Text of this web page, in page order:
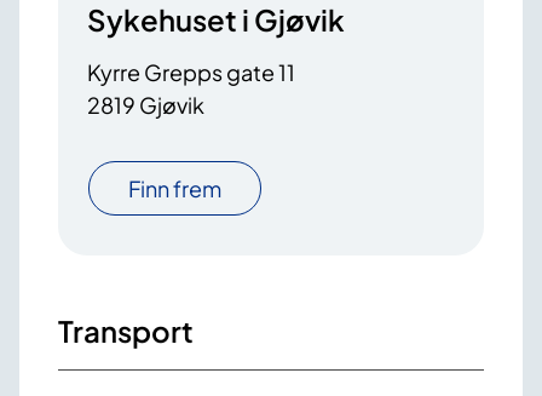
Sykehuset i Gjøvik
Kyrre Grepps gate 11
2819 Gjøvik
Finn frem
Transport